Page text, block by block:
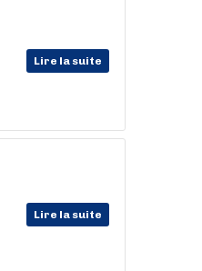
Lire la suite
Lire la suite